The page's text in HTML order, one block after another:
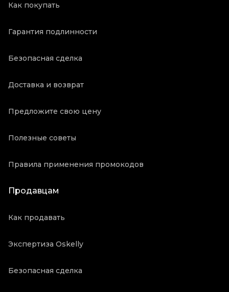
Как покупать
Гарантия подлинности
Безопасная сделка
Доставка и возврат
Предложите свою цену
Полезные советы
Правила применения промокодов
Продавцам
Как продавать
Экспертиза Oskelly
Безопасная сделка